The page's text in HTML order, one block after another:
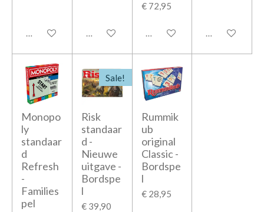
In winkelwagen In winkelwagen
€ 72,95
In winkelwagen In
Monopo
ly
standaar
d
Refresh
-
Families
pel
Sale!
Risk
standaar
d -
Nieuwe
uitgave -
Bordspe
l
€ 39,90
Rummik
ub
original
Classic -
Bordspe
l
€ 28,95